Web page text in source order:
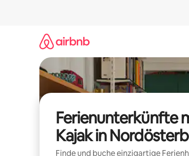
Ferienunterkünfte
Kajak in
Finde und buche einzigartige